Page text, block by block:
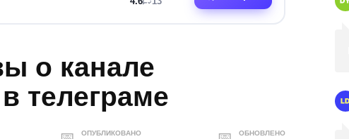
о канале
телеграме
ОПУБЛИКОВАНО ОБНОВЛЕНО